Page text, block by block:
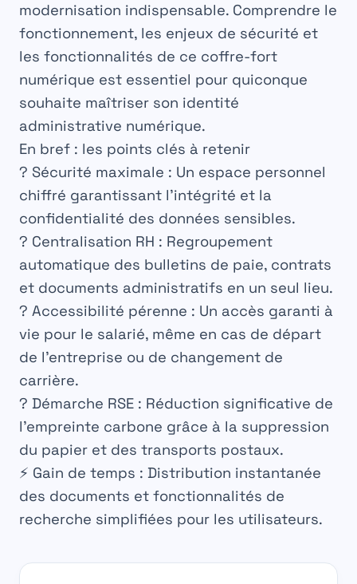
modernisation indispensable. Comprendre le
fonctionnement, les enjeux de sécurité et
les fonctionnalités de ce coffre-fort
numérique est essentiel pour quiconque
souhaite maîtriser son identité
administrative numérique.
En bref : les points clés à retenir
? Sécurité maximale : Un espace personnel
chiffré garantissant l’intégrité et la
confidentialité des données sensibles.
? Centralisation RH : Regroupement
automatique des bulletins de paie, contrats
et documents administratifs en un seul lieu.
? Accessibilité pérenne : Un accès garanti à
vie pour le salarié, même en cas de départ
de l’entreprise ou de changement de
carrière.
? Démarche RSE : Réduction significative de
l’empreinte carbone grâce à la suppression
du papier et des transports postaux.
⚡ Gain de temps : Distribution instantanée
des documents et fonctionnalités de
recherche simplifiées pour les utilisateurs.